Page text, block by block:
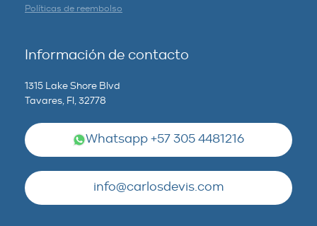
Políticas de reembolso
Información de contacto
1315 Lake Shore Blvd
Tavares, Fl, 32778
Whatsapp +57 305 4481216
info@carlosdevis.com